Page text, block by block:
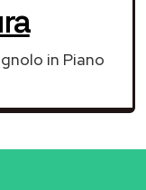
in Piano